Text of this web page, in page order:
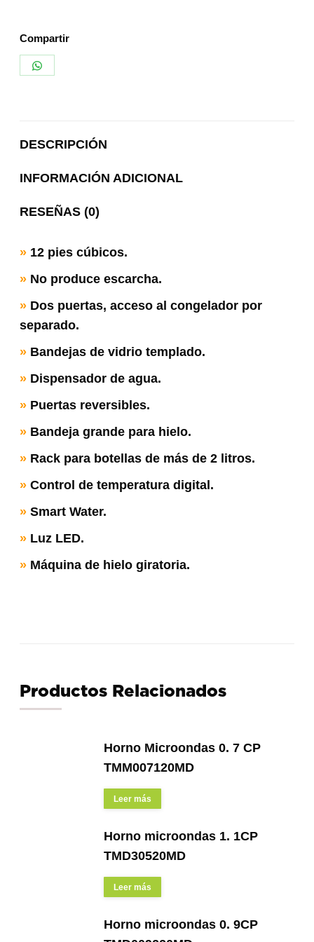
Compartir
DESCRIPCIÓN
INFORMACIÓN ADICIONAL
RESEÑAS (0)
» 12 pies cúbicos.
» No produce escarcha.
» Dos puertas, acceso al congelador por
separado.
» Bandejas de vidrio templado.
» Dispensador de agua.
» Puertas reversibles.
» Bandeja grande para hielo.
» Rack para botellas de más de 2 litros.
» Control de temperatura digital.
» Smart Water.
» Luz LED.
» Máquina de hielo giratoria.
Productos Relacionados
Horno Microondas 0. 7 CP
TMM007120MD
Leer más
Horno microondas 1. 1CP
TMD30520MD
Leer más
Horno microondas 0. 9CP